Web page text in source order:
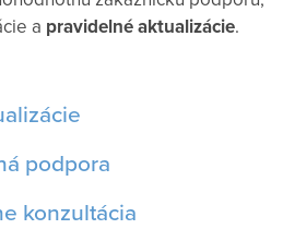
a pravidelné aktualizácie.
podpora
konzultácia